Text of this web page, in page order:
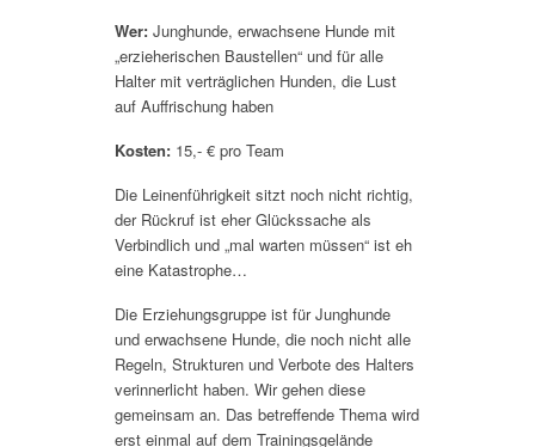
Wer:Junghunde, erwachsene Hunde mit
„erzieherischen Baustellen“ und für alle
Halter mit verträglichen Hunden, die Lust
auf Auffrischung haben
Kosten: 15,- € pro Team
Die Leinenführigkeit sitzt noch nicht richtig,
der Rückruf ist eher Glückssache als
Verbindlich und „mal warten müssen“ ist eh
eine Katastrophe…
Die Erziehungsgruppe ist für Junghunde
und erwachsene Hunde, die noch nicht alle
Regeln, Strukturen und Verbote des Halters
verinnerlicht haben. Wir gehen diese
gemeinsam an. Das betreffende Thema wird
erst einmal auf dem Trainingsgelände